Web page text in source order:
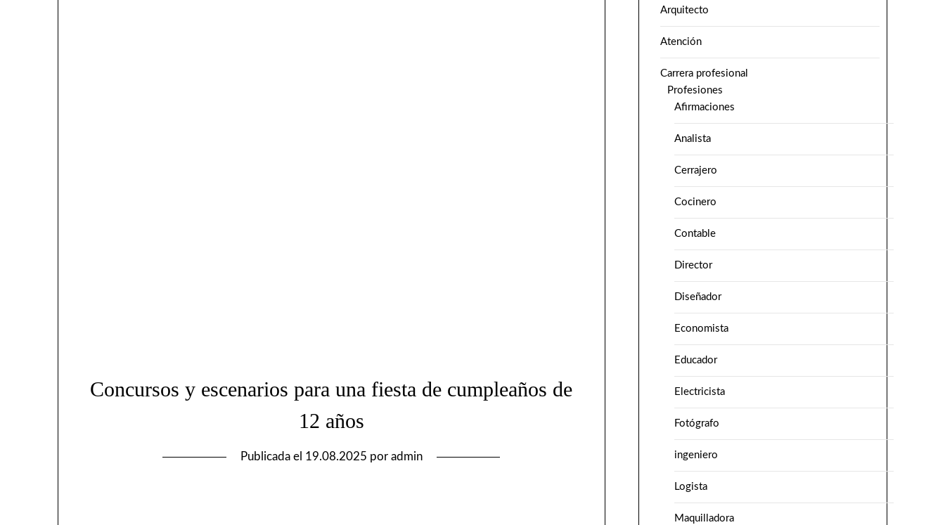
Concursos y escenarios para una fiesta de cumpleaños de
12 años
Publicada el 19.08.2025 por admin
Arquitecto
Atención
Carrera profesional
Profesiones
Afirmaciones
Analista
Cerrajero
Cocinero
Contable
Director
Diseñador
Economista
Educador
Electricista
Fotógrafo
ingeniero
Logista
Maquilladora